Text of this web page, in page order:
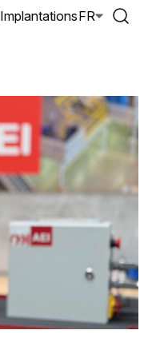
ImplantationsFR